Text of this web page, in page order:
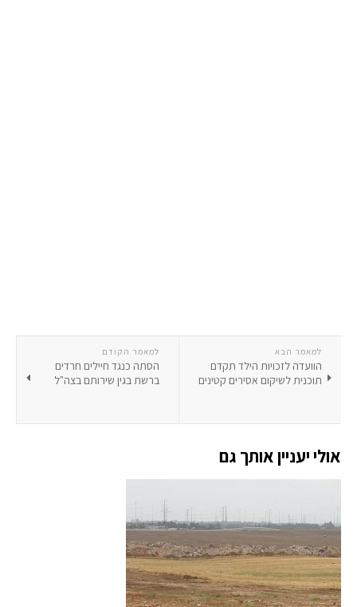
למאמר הקודם
הסתה כנגד חיילים חרדים
ברשת בגין שירותם בצה"ל
למאמר הבא
הוועדה לזכויות הילד תקדם
תוכנית לשיקום אסירים קטינים
אולי יעניין אותך גם